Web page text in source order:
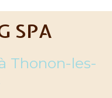
SPA
Thonon-les-